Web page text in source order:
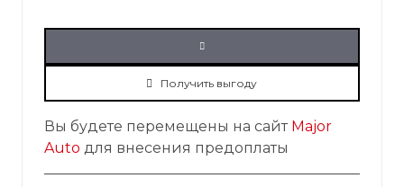
Получить выгоду
Вы будете перемещены на сайт Major
Auto для внесения предоплаты